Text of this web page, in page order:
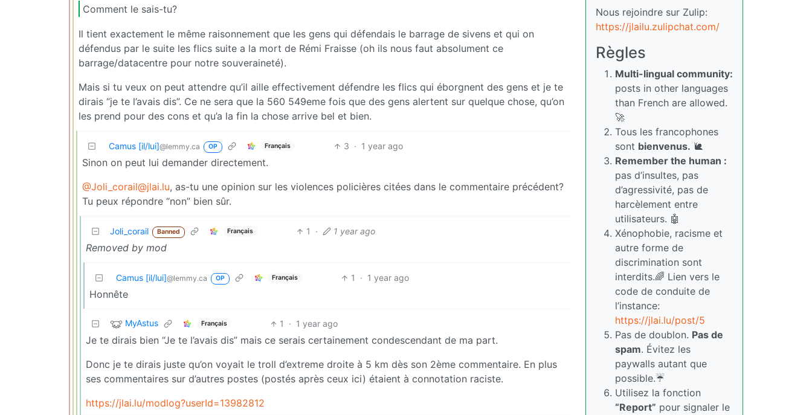
Comment le sais-tu?
Il tient exactement le même raisonnement que les gens qui défendais le barrage de sivens et qui on
défendus par le suite les flics suite a la mort de Rémi Fraisse (oh ils nous faut absolument ce
barrage/datacentre pour notre souveraineté).
Mais si tu veux on peut attendre qu’il aille effectivement défendre les flics qui éborgnent des gens et je te
dirais “je te l’avais dis”. Ce ne sera que la 560 549eme fois que des gens alertent sur quelque chose, qu’on
les prend pour des cons et qu’a la fin la chose arrive bel et bien.
Camus [il/lui]@lemmy.ca OP Français 3 · 1 year ago
Sinon on peut lui demander directement.
@Joli_corail@jlai.lu, as-tu une opinion sur les violences policières citées dans le commentaire précédent?
Tu peux répondre “non” bien sûr.
Joli_corail Banned Français 1 · 1 year ago
Removed by mod
Camus [il/lui]@lemmy.ca OP Français 1 · 1 year ago
Honnête
MyAstus Français 1 · 1 year ago
Je te dirais bien “Je te l’avais dis” mais ce serais certainement condescendant de ma part.
Donc je te dirais juste qu’on voyait le troll d’extreme droite à 5 km dès son 2ème commentaire. En plus
ses commentaires sur d’autres postes (postés après ceux ici) étaient à connotation raciste.
https://jlai.lu/modlog?userId=13982812
Nous rejoindre sur Zulip:
https://jlailu.zulipchat.com/
Règles
Multi-lingual community:
posts in other languages
than French are allowed.
🚀
Tous les francophones
sont bienvenus. 🐌
Remember the human :
pas d’insultes, pas
d’agressivité, pas de
harcèlement entre
utilisateurs. 🤖
Xénophobie, racisme et
autre forme de
discrimination sont
interdits.🌈 Lien vers le
code de conduite de
l’instance:
https://jlai.lu/post/5
Pas de doublon. Pas de
spam. Évitez les
paywalls autant que
possible.☔
Utilisez la fonction
“Report” pour signaler le